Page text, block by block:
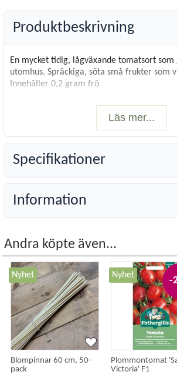
Produktbeskrivning
En mycket tidig, lågväxande tomatsort
utomhus. Spräckiga, söta små frukter som
Innehåller 0,2 gram frö
Läs mer...
Specifikationer
Information
Andra köpte även...
Nyhet
Blompinnar 60 cm, 50-
pack
-
Nyhet
Plommontomat
Victoria' F1